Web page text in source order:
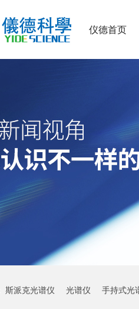
仪德首页
斯派克光谱仪 光谱仪 手持式光